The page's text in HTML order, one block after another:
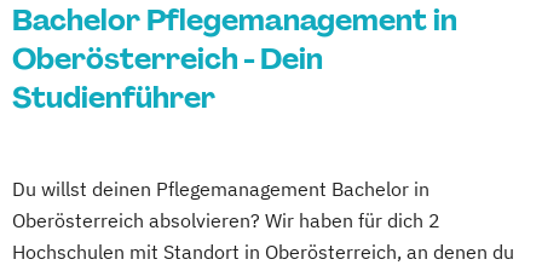
Bachelor Pflegemanagement in
Oberösterreich - Dein
Studienführer
Du willst deinen Pflegemanagement Bachelor in
Oberösterreich absolvieren? Wir haben für dich 2
Hochschulen mit Standort in Oberösterreich, an denen du